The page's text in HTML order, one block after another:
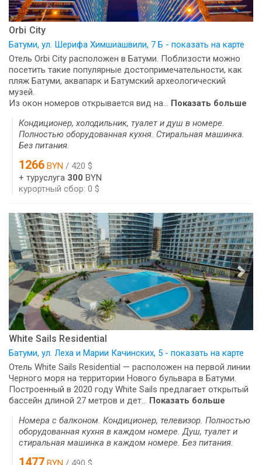
Orbi City
Батуми, ул. Шерифа Химшиашвили, 7 Б - показать на карте
Отель Orbi City расположен в Батуми. Поблизости можно
посетить такие популярные достопримечательности, как
пляж Батуми, аквапарк и Батумский археологический
музей.
Из окон номеров открывается вид на... Показать больше
Кондиционер, холодильник, туалет и душ в номере.
Полностью оборудованная кухня. Стиральная машинка.
Без питания.
1266 BYN / 420 $
+ туруслуга 300 BYN
курортный сбор: 0 $
White Sails Residential
Батуми, ул. Леха и Марии Качинских, 5 - показать на карте
Отель White Sails Residential — расположен на первой линии
Черного моря на территории Нового бульвара в Батуми.
Построенный в 2020 году White Sails предлагает открытый
бассейн длиной 27 метров и дет... Показать больше
Номера с балконом. Кондиционер, телевизор. Полностью
оборудованная кухня в каждом номере. Душ, туалет и
стиральная машинка в каждом номере. Без питания.
1477